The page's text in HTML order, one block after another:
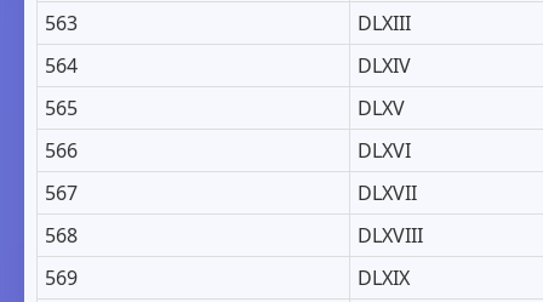
563
DLXIII
564
DLXIV
565
DLXV
566
DLXVI
567
DLXVII
568
DLXVIII
569
DLXIX